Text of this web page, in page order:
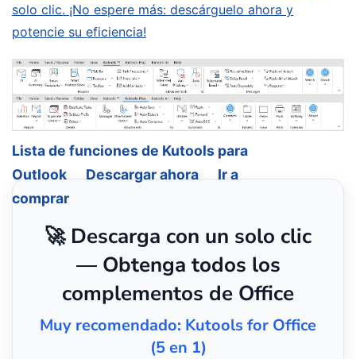
solo clic. ¡No espere más: descárguelo ahora y
potencie su eficiencia!
Lista de funciones de Kutools para
Outlook
Descargar ahora
Ir a
comprar
🚀 Descarga con un solo clic
— Obtenga todos los
complementos de Office
Muy recomendado: Kutools for Office
(5 en 1)